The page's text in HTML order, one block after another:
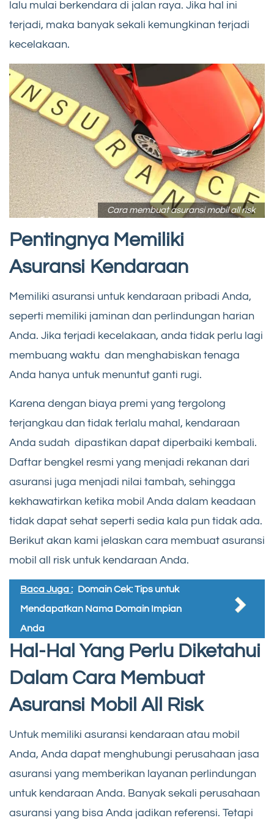
lalu mulai berkendara di jalan raya. Jika hal ini
terjadi, maka banyak sekali kemungkinan terjadi
kecelakaan.
Cara membuat asuransi mobil all risk
Pentingnya Memiliki
Asuransi Kendaraan
Memiliki asuransi untuk kendaraan pribadi Anda,
seperti memiliki jaminan dan perlindungan harian
Anda. Jika terjadi kecelakaan, anda tidak perlu lagi
membuang waktu dan menghabiskan tenaga
Anda hanya untuk menuntut ganti rugi.
Karena dengan biaya premi yang tergolong
terjangkau dan tidak terlalu mahal, kendaraan
Anda sudah dipastikan dapat diperbaiki kembali.
Daftar bengkel resmi yang menjadi rekanan dari
asuransi juga menjadi nilai tambah, sehingga
kekhawatirkan ketika mobil Anda dalam keadaan
tidak dapat sehat seperti sedia kala pun tidak ada.
Berikut akan kami jelaskan cara membuat asuransi
mobil all risk untuk kendaraan Anda.
Baca Juga : Domain Cek: Tips untuk
Mendapatkan Nama Domain Impian
Anda
Hal-Hal Yang Perlu Diketahui
Dalam Cara Membuat
Asuransi Mobil All Risk
Untuk memiliki asuransi kendaraan atau mobil
Anda, Anda dapat menghubungi perusahaan jasa
asuransi yang memberikan layanan perlindungan
untuk kendaraan Anda. Banyak sekali perusahaan
asuransi yang bisa Anda jadikan referensi. Tetapi